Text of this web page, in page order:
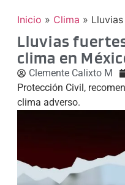
Inicio » Clima »
Lluvias
clima en
Clemente Calixto M
Protección Civil,
clima adverso.